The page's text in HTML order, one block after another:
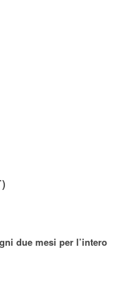
due mesi per l’intero